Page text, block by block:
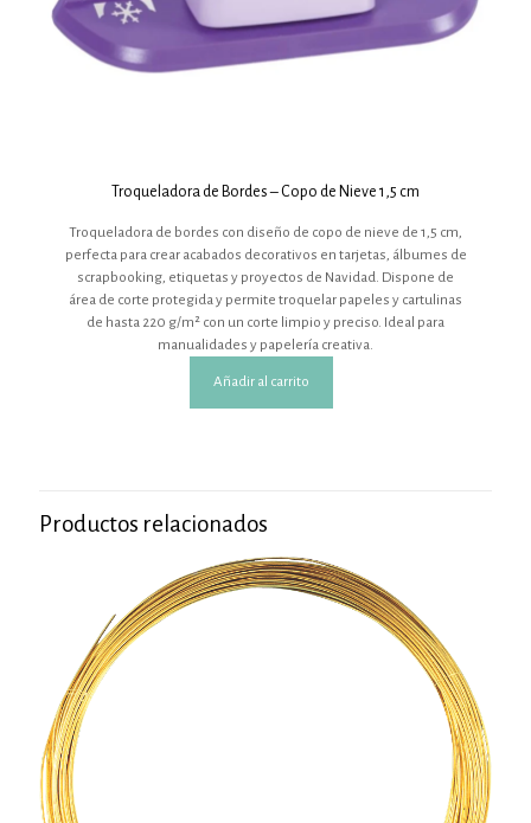
Troqueladora de Bordes – Copo de Nieve 1,5 cm
Troqueladora de bordes con diseño de copo de nieve de 1,5 cm,
perfecta para crear acabados decorativos en tarjetas, álbumes de
scrapbooking, etiquetas y proyectos de Navidad. Dispone de
área de corte protegida y permite troquelar papeles y cartulinas
de hasta 220 g/m² con un corte limpio y preciso. Ideal para
manualidades y papelería creativa.
Añadir al carrito
Productos relacionados